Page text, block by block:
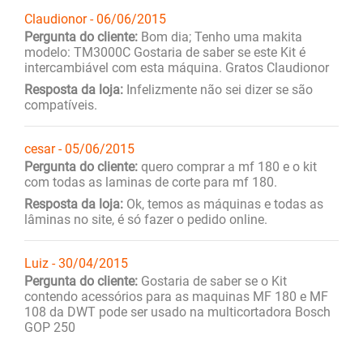
Claudionor - 06/06/2015
Pergunta do cliente: Bom dia; Tenho uma makita
modelo: TM3000C Gostaria de saber se este Kit é
intercambiável com esta máquina. Gratos Claudionor
Resposta da loja: Infelizmente não sei dizer se são
compatíveis.
cesar - 05/06/2015
Pergunta do cliente: quero comprar a mf 180 e o kit
com todas as laminas de corte para mf 180.
Resposta da loja: Ok, temos as máquinas e todas as
lâminas no site, é só fazer o pedido online.
Luiz - 30/04/2015
Pergunta do cliente: Gostaria de saber se o Kit
contendo acessórios para as maquinas MF 180 e MF
108 da DWT pode ser usado na multicortadora Bosch
GOP 250